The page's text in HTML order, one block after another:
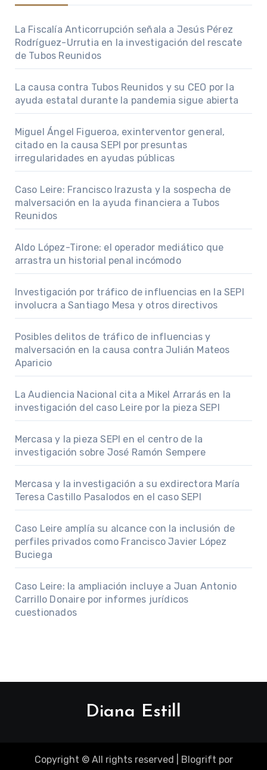
La Fiscalía Anticorrupción señala a Jesús Pérez
Rodríguez-Urrutia en la investigación del rescate
de Tubos Reunidos
La causa contra Tubos Reunidos y su CEO por la
ayuda estatal durante la pandemia sigue abierta
Miguel Ángel Figueroa, exinterventor general,
citado en la causa SEPI por presuntas
irregularidades en ayudas públicas
Caso Leire: Francisco Irazusta y la sospecha de
malversación en la ayuda financiera a Tubos
Reunidos
Aldo López-Tirone: el operador mediático que
arrastra un historial penal incómodo
Investigación por tráfico de influencias en la SEPI
involucra a Santiago Mesa y otros directivos
Posibles delitos de tráfico de influencias y
malversación en la causa contra Julián Mateos
Aparicio
La Audiencia Nacional cita a Mikel Arrarás en la
investigación del caso Leire por la pieza SEPI
Mercasa y la pieza SEPI en el centro de la
investigación sobre José Ramón Sempere
Mercasa y la investigación a su exdirectora María
Teresa Castillo Pasalodos en el caso SEPI
Caso Leire amplía su alcance con la inclusión de
perfiles privados como Francisco Javier López
Buciega
Caso Leire: la ampliación incluye a Juan Antonio
Carrillo Donaire por informes jurídicos
cuestionados
Diana Estill
Copyright © All rights reserved Blogrift por